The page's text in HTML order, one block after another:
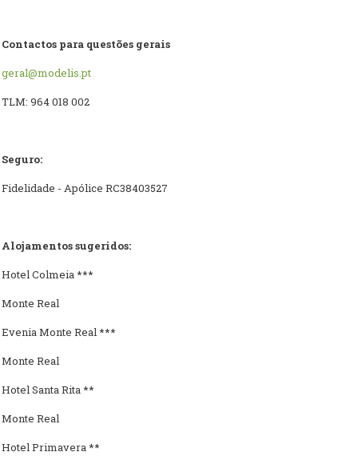
Contactos para questões gerais
geral@modelis.pt
TLM: 964 018 002
Seguro:
Fidelidade - Apólice RC38403527
Alojamentos sugeridos:
Hotel Colmeia ***
Monte Real
Evenia Monte Real ***
Monte Real
Hotel Santa Rita **
Monte Real
Hotel Primavera **